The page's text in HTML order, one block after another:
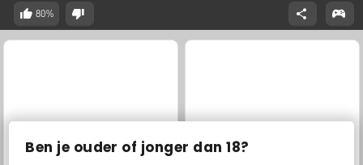
Ben je ouder of jonger dan 18?
80%
Masha and the Bear: Meadows Jewel Garden Story